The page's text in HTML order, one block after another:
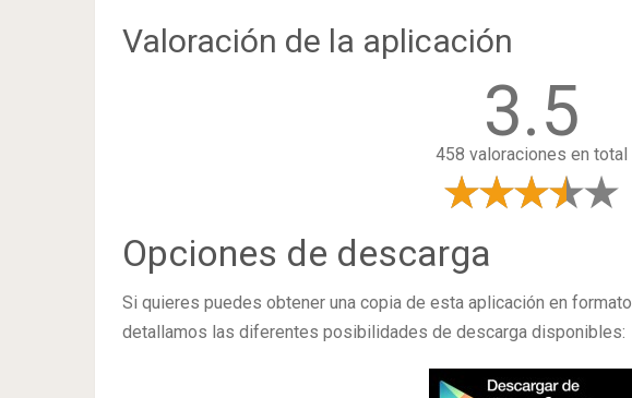
Valoración de la aplicación
3.5
458 valoraciones en total
Opciones de descarga
Si quieres puedes obtener una copia de esta aplicación en formato
detallamos las diferentes posibilidades de descarga disponibles: